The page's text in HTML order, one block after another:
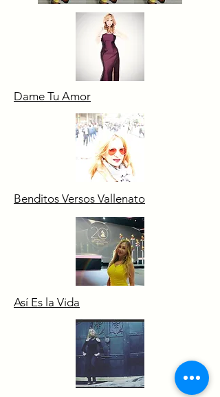
Dame Tu Amor
Benditos Versos Vallenato
Así Es la Vida​